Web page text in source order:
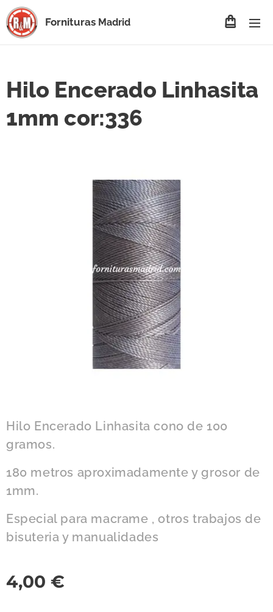
Fornituras Madrid
Hilo Encerado Linhasita
1mm cor:336
Hilo Encerado Linhasita cono de 100
gramos.
180 metros aproximadamente y grosor de
1mm.
Especial para macrame , otros trabajos de
bisuteria y manualidades
4,00 €